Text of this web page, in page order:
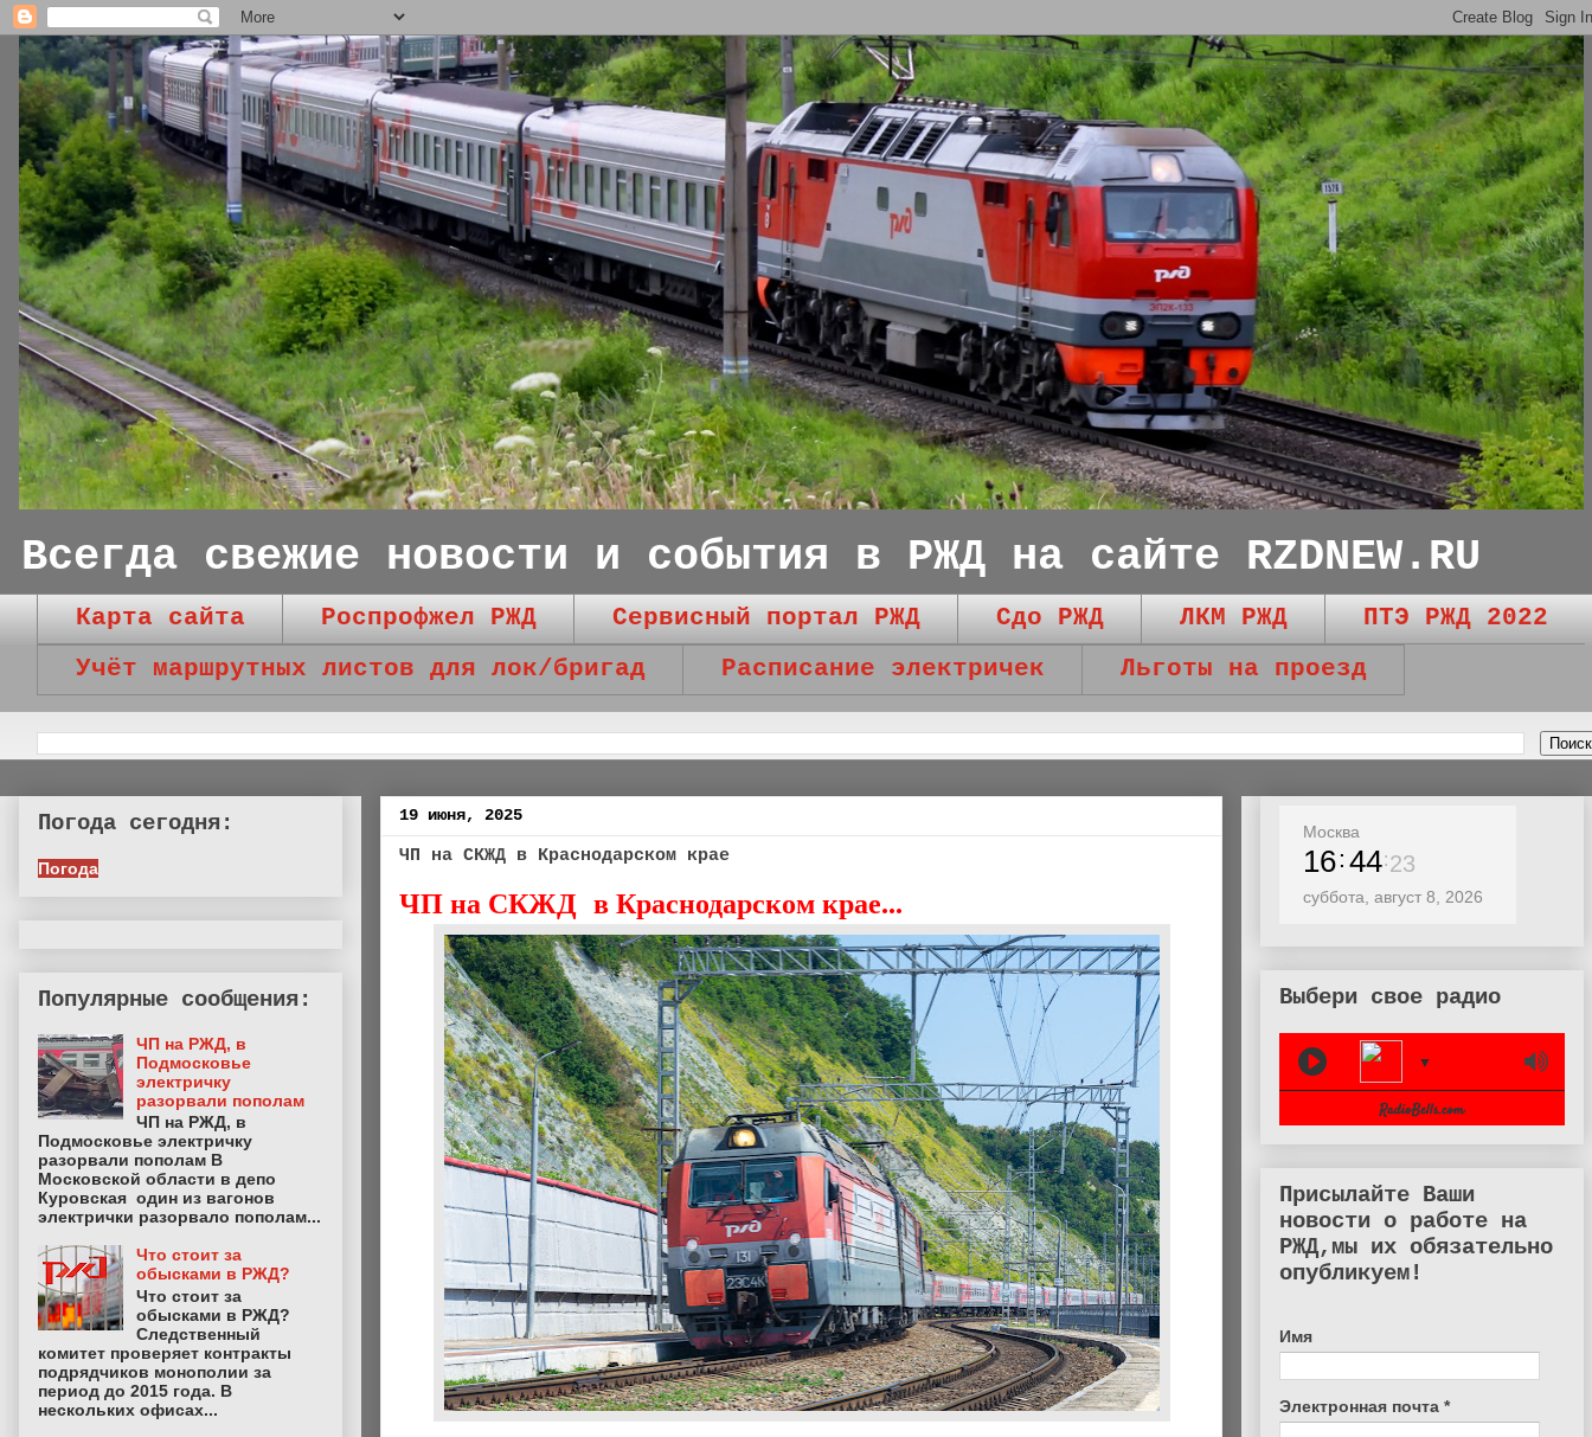
Всегда свежие новости и события в РЖД на сайте RZDNEW.RU
Карта сайта Роспрофжел РЖД Сервисный портал РЖД Сдо РЖД ЛКМ РЖД
ПТЭ РЖД 2022
Учёт маршрутных листов для лок/бригад
Расписание электричек Льготы на проезд
19 июня, 2025
ЧП на СКЖД в Краснодарском крае
ЧП на СКЖД в Краснодарском крае...
Погода сегодня:
Погода
Популярные сообщения:
ЧП на РЖД, в
Подмосковье
электричку
разорвали пополам
ЧП на РЖД, в
Подмосковье электричку
разорвали пополам В
Московской области в депо
Куровская один из вагонов
электрички разорвало пополам...
Что стоит за
обысками в РЖД?
Что стоит за
обысками в РЖД?
Следственный
комитет проверяет контракты
подрядчиков монополии за
период до 2015 года. В
нескольких офисах...
Москва
16 44 25
суббота, август 8, 2026
Выбери свое радио
▼
Присылайте Ваши
новости о работе на
РЖД,мы их обязательно
опубликуем!
Имя
Электронная почта *